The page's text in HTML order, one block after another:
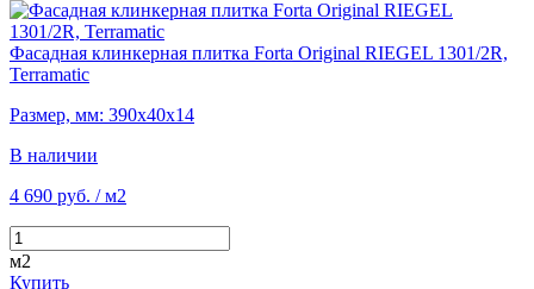
Фасадная клинкерная плитка Forta Original RIEGEL 1301/2R,
Terramatic
Размер, мм: 390х40х14
В наличии
4 690 руб. / м2
м2
Купить